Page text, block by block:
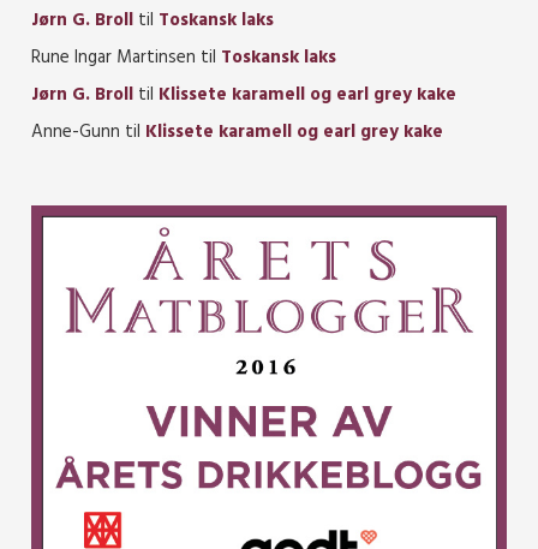
Jørn G. Broll til Toskansk laks
Rune Ingar Martinsen til Toskansk laks
Jørn G. Broll til Klissete karamell og earl grey kake
Anne-Gunn til Klissete karamell og earl grey kake